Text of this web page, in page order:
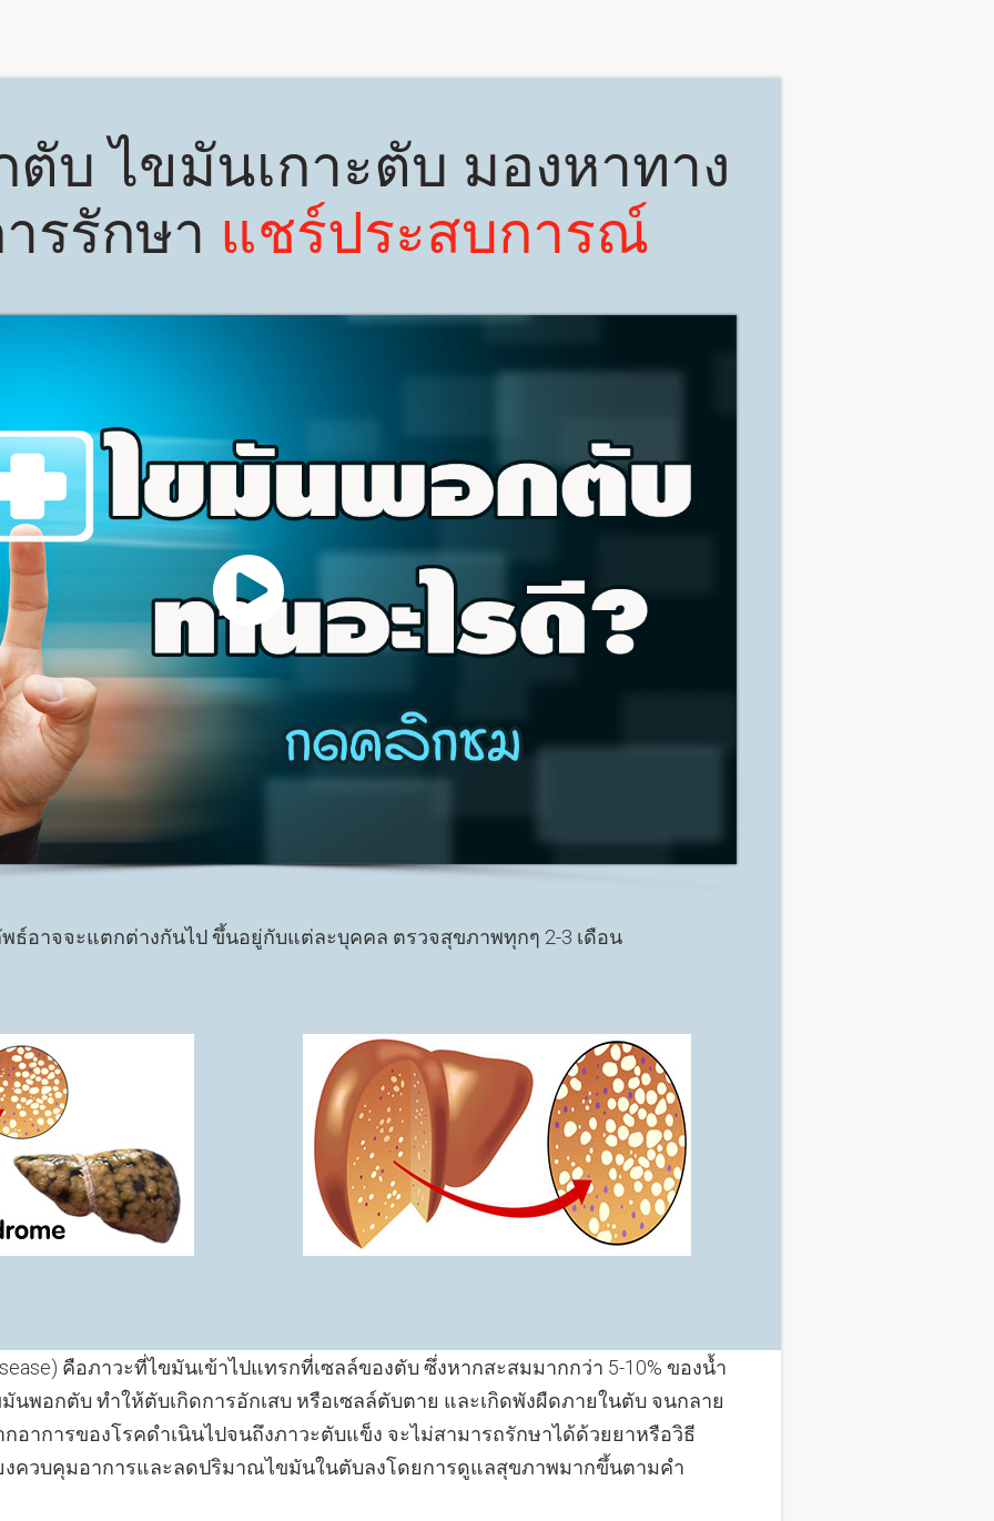
บ ไขมันเกาะตับ มองหาทาง
รรักษา ​แชร์ประสบการณ์
พธ์อาจจะแตกต่างกันไป ขึ้นอยู่กับแต่ละบุคคล ตรวจสุขภาพทุกๆ 2-3 เดือน
คือภาวะที่ไขมันเข้าไปแทรกที่เซลล์ของตับ ซึ่งหากสะสมมากกว่า 5-10% ของน้ำ
นพอกตับ ทำให้ตับเกิดการอักเสบ หรือเซลล์ตับตาย และเกิดพังผืดภายในตับ จนกลาย
อาการของโรคดำเนินไปจนถึงภาวะตับแข็ง จะไม่สามารถรักษาได้ด้วยยาหรือวิธี
งควบคุมอาการและลดปริมาณไขมันในตับลงโดยการดูแลสุขภาพมากขึ้นตามคำ